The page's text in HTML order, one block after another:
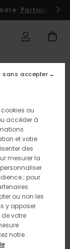
Participez
ou
accéder à
et votre
des
mesurer la
; pour
ou non les
y opposer
votre
notre :
sans accepter